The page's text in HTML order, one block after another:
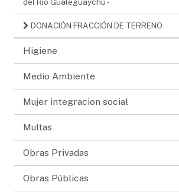
DONACIÓN FRACCIÓN DE TERRENO
Higiene
Medio Ambiente
Mujer integracion social
Multas
Obras Privadas
Obras Públicas